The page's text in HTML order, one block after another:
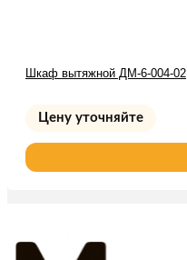
Шкаф вытяжной ДМ-6-004-02
Цену уточняйте